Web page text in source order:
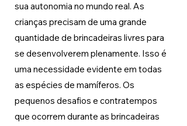
sua autonomia no mundo real. As
crianças precisam de uma grande
quantidade de brincadeiras livres para
se desenvolverem plenamente. Isso é
uma necessidade evidente em todas
as espécies de mamíferos. Os
pequenos desafios e contratempos
que ocorrem durante as brincadeiras